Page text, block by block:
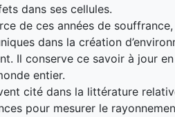
dans ses cellules.
de ces années de
dans la création
Il conserve ce savoir à jour
entier.
cité dans la littérature
pour mesurer le